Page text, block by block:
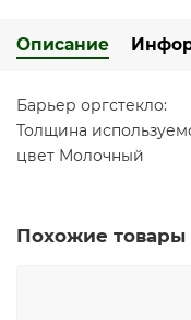
Описание
Барьер оргстекло:
Толщина
цвет Молочный
Похожие товары